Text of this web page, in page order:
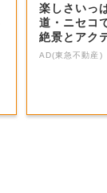
楽しさいっ
道・ニセコ
絶景とアク
揃う「ニセ
AD(東急不動産)